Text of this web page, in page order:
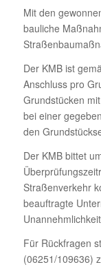
Mit den
bauliche
Der KMB ist
Anschluss pro
Grundstücken
bei einer
den
Der KMB bittet
Straßenverkehr
beauftragte
Für Rückfragen
(06251/109636)